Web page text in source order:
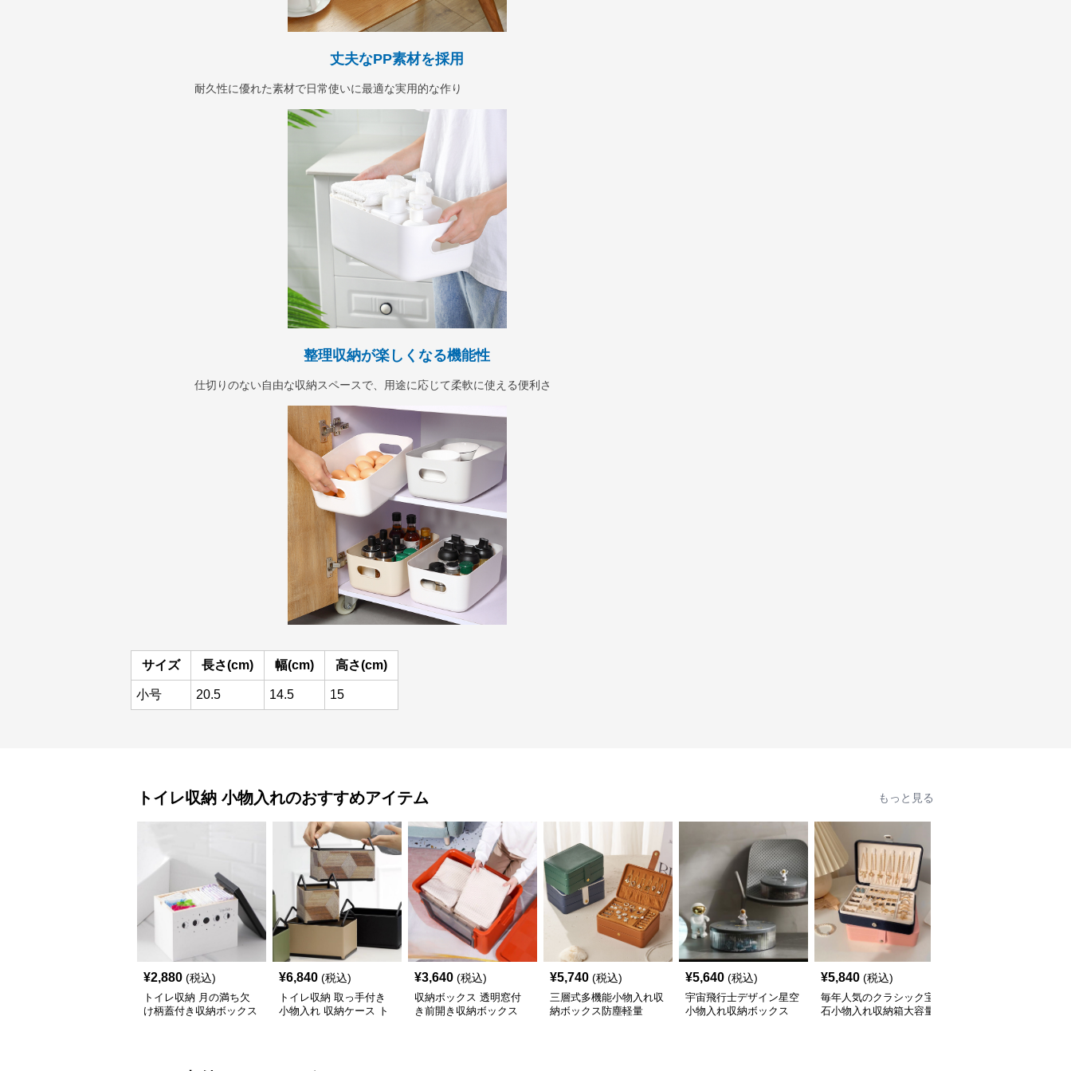
丈夫なPP素材を採用
耐久性に優れた素材で日常使いに最適な実用的な作り
整理収納が楽しくなる機能性
仕切りのない自由な収納スペースで、用途に応じて柔軟に使える便利さ
サイズ 長さ(cm) 幅(cm) 高さ(cm)
小号 20.5 14.5 15
トイレ収納 小物入れのおすすめアイテム もっと見る
¥2,880 (税込)
トイレ収納 月の満ち欠
け柄蓋付き収納ボックス
¥6,840 (税込)
トイレ収納 取っ手付き
小物入れ 収納ケース ト
¥3,640 (税込)
収納ボックス 透明窓付
き前開き収納ボックス
¥5,740 (税込)
三層式多機能小物入れ収
納ボックス防塵軽量
¥5,640 (税込)
宇宙飛行士デザイン星空
小物入れ収納ボックス
¥5,840 (税込)
毎年人気のクラシック宝
石小物入れ収納箱大容量